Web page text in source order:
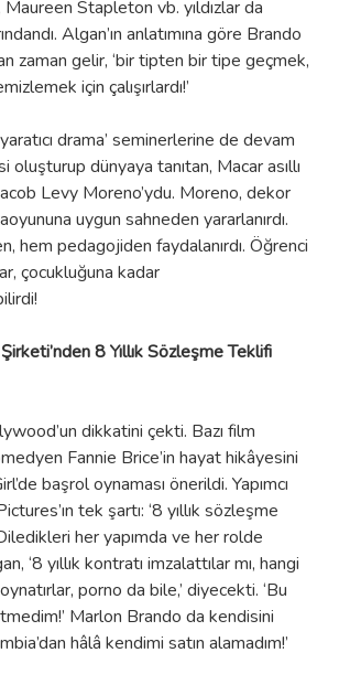
Stapleton vb. yıldızlar da
Algan’ın anlatımına göre Brando
zaman gelir, ‘bir tipten bir tipe geçmek,
için çalışırlardı!’
drama’ seminerlerine de devam
oluşturup dünyaya tanıtan, Macar asıllı
Levy Moreno’ydu. Moreno, dekor
uygun sahneden yararlanırdı.
hem pedagojiden faydalanırdı. Öğrenci
çocukluğuna kadar
8 Yıllık Sözleşme Teklifi
dikkatini çekti. Bazı film
Fannie Brice’in hayat hikâyesini
başrol oynaması önerildi. Yapımcı
tek şartı: ‘8 yıllık sözleşme
Diledikleri her yapımda ve her rolde
‘8 yıllık kontratı imzalattılar mı, hangi
porno da bile,’ diyecekti. ‘Bu
Marlon Brando da kendisini
hâlâ kendimi satın alamadım!’